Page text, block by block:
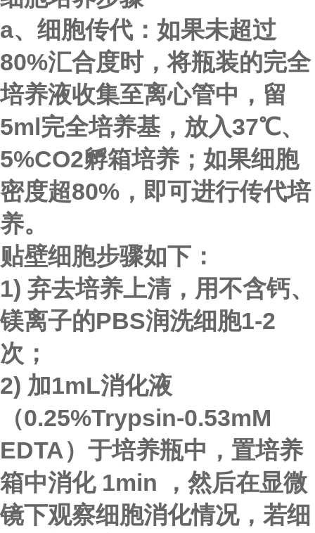
a、 细胞传代：如果未超过
80%汇合度时，将瓶装的完全
培养液收集至离心管中，留
5ml完全培养基，放入37℃、
5%CO2孵箱培养；如果细胞
密度超80%，即可进行传代培
养。
贴壁细胞步骤如下：
1) 弃去培养上清，用不含钙、
镁离子的PBS润洗细胞1-2
次；
2) 加1mL消化液
（0.25%Trypsin-0.53mM
EDTA）于培养瓶中，置培养
箱中消化 1min ，然后在显微
镜下观察细胞消化情况，若细